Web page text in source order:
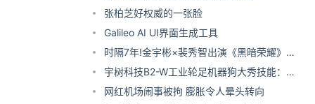
张柏芝好权威的一张脸
Galileo AI UI界面生成工具
时隔7年!金宇彬×裴秀智出演《黑暗荣耀》编
剧新作
宇树科技B2-W工业轮足机器狗大秀技能：上
山下水、侧空翻无所不能
网红机场闹事被拘 膨胀令人晕头转向